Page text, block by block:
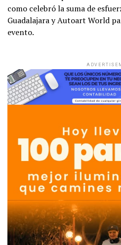
como celebró la suma de
Guadalajara y Autoart World
evento.